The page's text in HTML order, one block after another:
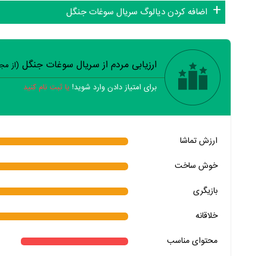
اضافه کردن دیالوگ سریال سوغات جنگل
خیر
خیر بله
خیر بله
خیر بله
خیر تقریبا بله
ارزیابی مردم از سریال سوغات جنگل (از
برای امتیاز دادن وارد شوید! یا ثبت نام کنید
ارزش تماشا
خوش ساخت
بازیگری
خلاقانه
محتوای مناسب